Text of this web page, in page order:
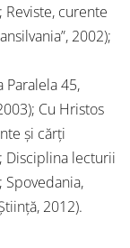
curente
2002);
Paralela 45,
Cu Hristos
şi cărţi
Disciplina lecturii
Spovedania,
2012).